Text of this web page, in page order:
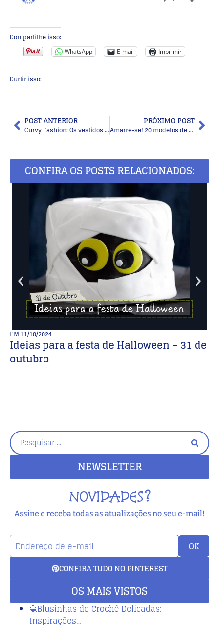
Compartilhe isso:
WhatsApp E-mail Imprimir
Curtir isso:
POST ANTERIOR
Curvy Fashion: Os vestidos retos que valorizam as curvas
PRÓXIMO POST
Amarre-se! 20 modelos de lenços para usar no pescoço
CONFIRA OS POSTS RELACIONADOS:
EM11/10/2024
Ideias para a festa de Halloween – 31 de
outubro
NEWSLETTER
NOVIDADES?
Assine e receba todas as atualizações no seu e-mail!
OK
CONFIRA TUDO NO PINTEREST
OS MAIS VISTOS
🧶Blusinhas de Crochê Delicadas:
Inspirações…